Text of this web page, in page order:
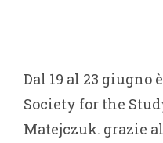
Dal 19 al 23
Society for the
Matejczuk. grazie